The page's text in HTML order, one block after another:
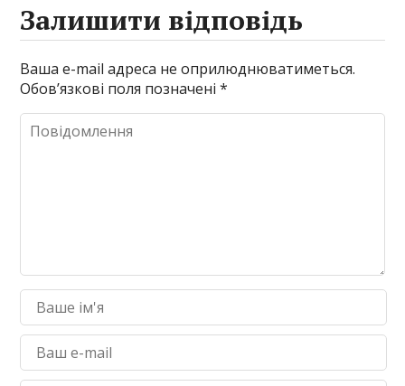
Залишити відповідь
Ваша e-mail адреса не оприлюднюватиметься.
Обов’язкові поля позначені*